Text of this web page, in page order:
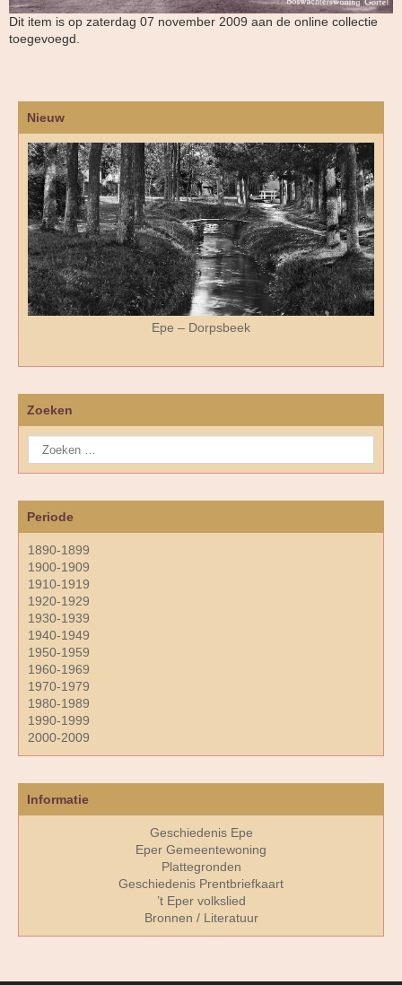
Dit item is op zaterdag 07 november 2009 aan de online collectie
toegevoegd.
Nieuw
Epe – Dorpsbeek
Zoeken
Periode
1890-1899
1900-1909
1910-1919
1920-1929
1930-1939
1940-1949
1950-1959
1960-1969
1970-1979
1980-1989
1990-1999
2000-2009
Informatie
Geschiedenis Epe
Eper Gemeentewoning
Plattegronden
Geschiedenis Prentbriefkaart
’t Eper volkslied
Bronnen / Literatuur